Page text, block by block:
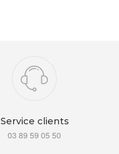
Service clients
03 89 59 05 50